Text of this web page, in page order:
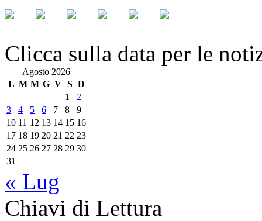
Clicca sulla data per le
Agosto 2026
L M M G V S D
1
2
3
4 5 6 7 8
9
10 11 12 13 14 15 16
17 18 19 20 21 22 23
24 25 26 27 28 29 30
31
« Lug
Chiavi di Lettura